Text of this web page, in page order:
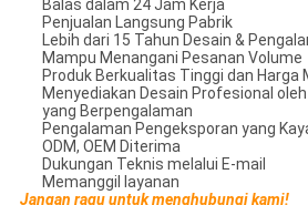
Balas dalam 24 Jam Kerja
Penjualan Langsung Pabrik
Lebih dari 15 Tahun Desain &
Mampu Menangani Pesanan Volume
Produk Berkualitas Tinggi dan Harga
Menyediakan Desain Profesional oleh
yang Berpengalaman
Pengalaman Pengeksporan yang
ODM, OEM Diterima
Dukungan Teknis melalui E-mail
Memanggil layanan
Jangan ragu untuk menghubungi kami!